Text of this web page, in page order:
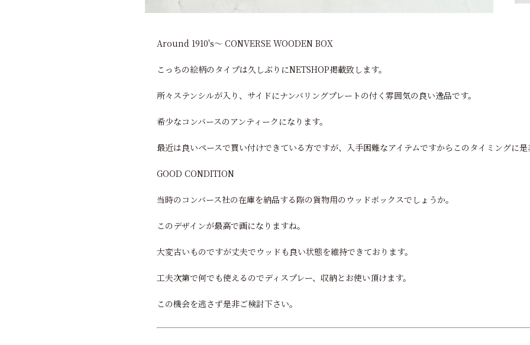
Around 1910's～ CONVERSE WOODEN BOX
こっちの絵柄のタイプは久しぶりにNETSHOP掲載致します。
所々ステンシルが入り、サイドにナンバリングプレートの付く雰囲気の良い逸品です。
希少なコンバースのアンティークになります。
最近は良いペースで買い付けできている方ですが、入手困難なアイテムですからこのタイミングに是
GOOD CONDITION
当時のコンバース社の在庫を納品する際の貨物用のウッドボックスでしょうか。
このデザインが最高で画になりますね。
大変古いものですが丈夫でウッドも良い状態を維持できております。
工夫次第で何でも使えるのでディスプレー、収納とお使い頂けます。
この機会を逃さず是非ご検討下さい。